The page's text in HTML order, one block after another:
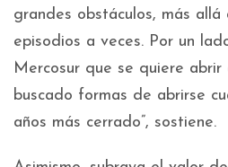
grandes obstáculos, más
episodios a veces. Por un
Mercosur que se quiere abrir
buscado formas de abrirse
años más cerrado”, sostiene.